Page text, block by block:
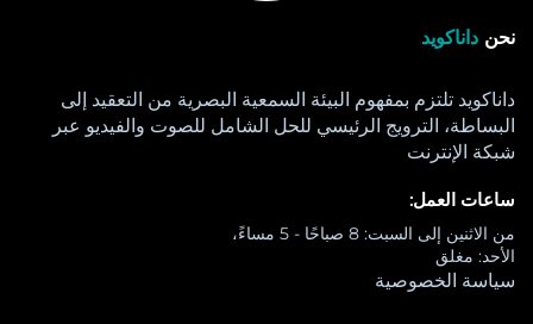
نحن داناكويد
داناكويد تلتزم بمفهوم البيئة السمعية البصرية من التعقيد إلى
البساطة، الترويج الرئيسي للحل الشامل للصوت والفيديو عبر
شبكة الإنترنت
ساعات العمل:
من الاثنين إلى السبت: 8 صباحًا - 5 مساءً،
الأحد: مغلق
سياسة الخصوصية